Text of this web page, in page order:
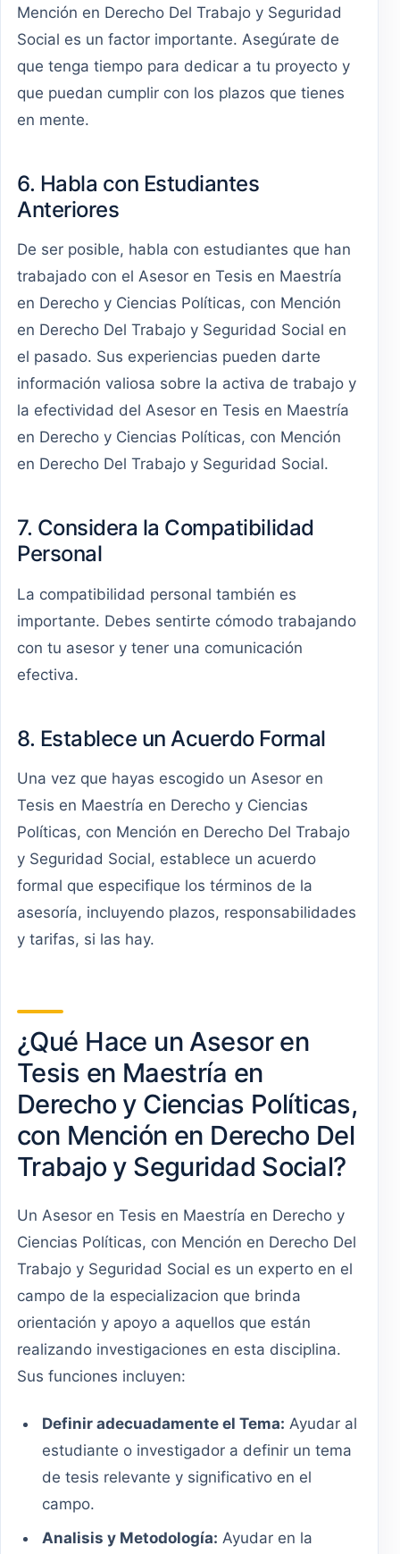
Mención en Derecho Del Trabajo y Seguridad
Social es un factor importante. Asegúrate de
que tenga tiempo para dedicar a tu proyecto y
que puedan cumplir con los plazos que tienes
en mente.
6. Habla con Estudiantes
Anteriores
De ser posible, habla con estudiantes que han
trabajado con el Asesor en Tesis en Maestría
en Derecho y Ciencias Políticas, con Mención
en Derecho Del Trabajo y Seguridad Social en
el pasado. Sus experiencias pueden darte
información valiosa sobre la activa de trabajo y
la efectividad del Asesor en Tesis en Maestría
en Derecho y Ciencias Políticas, con Mención
en Derecho Del Trabajo y Seguridad Social.
7. Considera la Compatibilidad
Personal
La compatibilidad personal también es
importante. Debes sentirte cómodo trabajando
con tu asesor y tener una comunicación
efectiva.
8. Establece un Acuerdo Formal
Una vez que hayas escogido un Asesor en
Tesis en Maestría en Derecho y Ciencias
Políticas, con Mención en Derecho Del Trabajo
y Seguridad Social, establece un acuerdo
formal que especifique los términos de la
asesoría, incluyendo plazos, responsabilidades
y tarifas, si las hay.
¿Qué Hace un Asesor en
Tesis en Maestría en
Derecho y Ciencias Políticas,
con Mención en Derecho Del
Trabajo y Seguridad Social?
Un Asesor en Tesis en Maestría en Derecho y
Ciencias Políticas, con Mención en Derecho Del
Trabajo y Seguridad Social es un experto en el
campo de la especializacion que brinda
orientación y apoyo a aquellos que están
realizando investigaciones en esta disciplina.
Sus funciones incluyen:
Definir adecuadamente el Tema: Ayudar al
estudiante o investigador a definir un tema
de tesis relevante y significativo en el
campo.
Analisis y Metodología: Ayudar en la